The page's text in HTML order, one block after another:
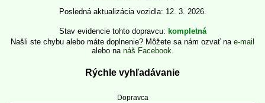
Posledná aktualizácia vozidla: 12. 3. 2026.
Stav evidencie tohto dopravcu
kompletná
Našli ste chybu alebo máte doplnenie? Môžete sa nám ozvať na e-mail
alebo na náš Facebook
Rýchle vyhľadávanie
Dopravca